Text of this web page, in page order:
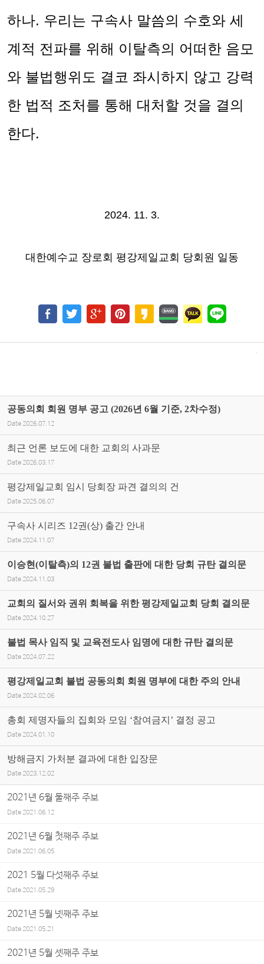
하나. 우리는 구속사 말씀의 수호와 세
계적 전파를 위해 이탈측의 어떠한 음모
와 불법행위도 결코 좌시하지 않고 강력
한 법적 조처를 통해 대처할 것을 결의
한다.
2024. 11. 3.
대한예수교 장로회 평강제일교회 당회원 일동
공동의회 회원 명부 공고 (2026년 6월 기준, 2차수정)
Date 2026.07.12
최근 언론 보도에 대한 교회의 사과문
Date 2026.03.17
평강제일교회 임시 당회장 파견 결의의 건
Date 2025.06.07
구속사 시리즈 12권(상) 출간 안내
Date 2024.11.07
이승현(이탈측)의 12권 불법 출판에 대한 당회 규탄 결의문
Date 2024.11.03
교회의 질서와 권위 회복을 위한 평강제일교회 당회 결의문
Date 2024.10.27
불법 목사 임직 및 교육전도사 임명에 대한 규탄 결의문
Date 2024.07.22
평강제일교회 불법 공동의회 회원 명부에 대한 주의 안내
Date 2024.02.06
총회 제명자들의 집회와 모임 ‘참여금지’ 결정 공고
Date 2024.01.10
방해금지 가처분 결과에 대한 입장문
Date 2023.12.02
2021년 6월 둘째주 주보
Date2021.06.12
2021년 6월 첫째주 주보
Date2021.06.05
2021 5월 다섯째주 주보
Date2021.05.29
2021년 5월 넷째주 주보
Date2021.05.21
2021년 5월 셋째주 주보